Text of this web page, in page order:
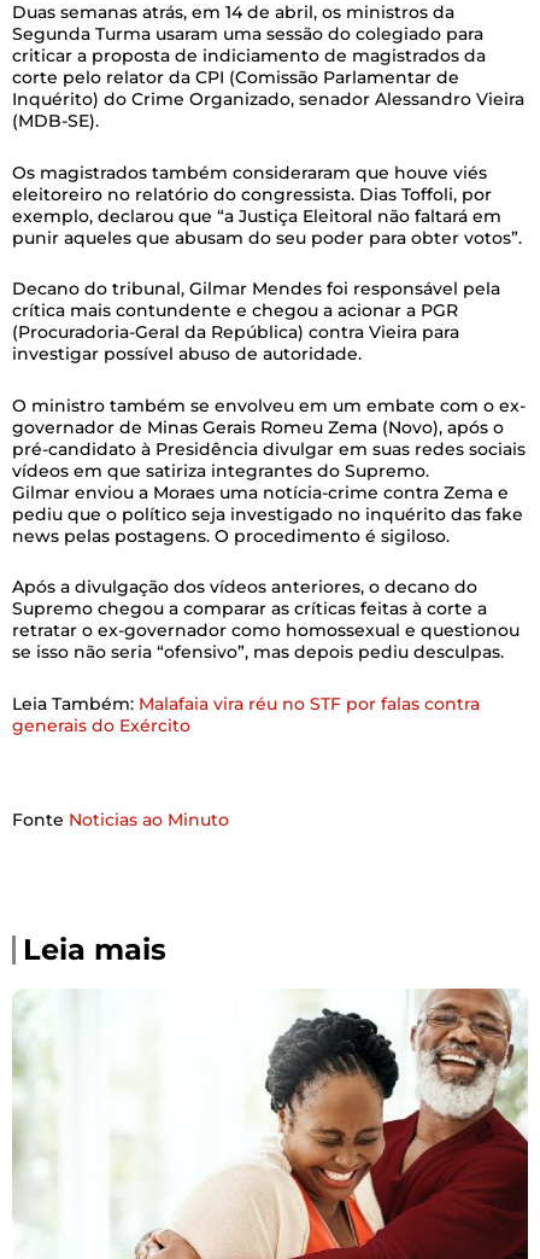
Duas semanas atrás, em 14 de abril, os ministros da
Segunda Turma usaram uma sessão do colegiado para
criticar a proposta de indiciamento de magistrados da
corte pelo relator da CPI (Comissão Parlamentar de
Inquérito) do Crime Organizado, senador Alessandro Vieira
(MDB-SE).
Os magistrados também consideraram que houve viés
eleitoreiro no relatório do congressista. Dias Toffoli, por
exemplo, declarou que “a Justiça Eleitoral não faltará em
punir aqueles que abusam do seu poder para obter votos”.
Decano do tribunal, Gilmar Mendes foi responsável pela
crítica mais contundente e chegou a acionar a PGR
(Procuradoria-Geral da República) contra Vieira para
investigar possível abuso de autoridade.
O ministro também se envolveu em um embate com o ex-
governador de Minas Gerais Romeu Zema (Novo), após o
pré-candidato à Presidência divulgar em suas redes sociais
vídeos em que satiriza integrantes do Supremo.
Gilmar enviou a Moraes uma notícia-crime contra Zema e
pediu que o político seja investigado no inquérito das fake
news pelas postagens. O procedimento é sigiloso.
Após a divulgação dos vídeos anteriores, o decano do
Supremo chegou a comparar as críticas feitas à corte a
retratar o ex-governador como homossexual e questionou
se isso não seria “ofensivo”, mas depois pediu desculpas.
Leia Também: Malafaia vira réu no STF por falas contra
generais do Exército
Fonte Noticias ao Minuto
Leia mais